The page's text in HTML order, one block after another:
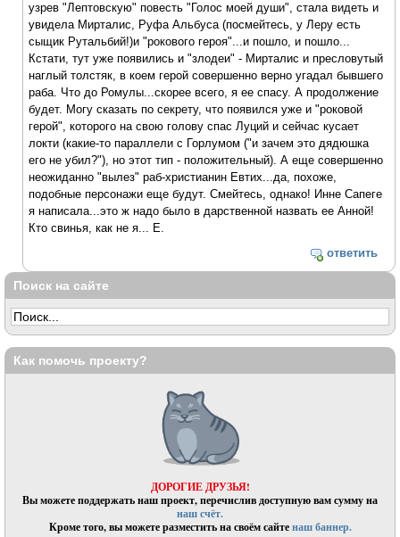
узрев "Лептовскую" повесть "Голос моей души", стала видеть и
увидела Мирталис, Руфа Альбуса (посмейтесь, у Леру есть
сыщик Рутальбий!)и "рокового героя"...и пошло, и пошло...
Кстати, тут уже появились и "злодеи" - Мирталис и пресловутый
наглый толстяк, в коем герой совершенно верно угадал бывшего
раба. Что до Ромулы...скорее всего, я ее спасу. А продолжение
будет. Могу сказать по секрету, что появился уже и "роковой
герой", которого на свою голову спас Луций и сейчас кусает
локти (какие-то параллели с Горлумом ("и зачем это дядюшка
его не убил?"), но этот тип - положительный). А еще совершенно
неожиданно "вылез" раб-христианин Евтих...да, похоже,
подобные персонажи еще будут. Смейтесь, однако! Инне Сапеге
я написала...это ж надо было в дарственной назвать ее Анной!
Кто свинья, как не я... Е.
ответить
Поиск на сайте
Как помочь проекту?
ДОРОГИЕ ДРУЗЬЯ!
Вы можете поддержать наш проект, перечислив доступную вам сумму на
наш счёт.
Кроме того, вы можете разместить на своём сайтенаш баннер.